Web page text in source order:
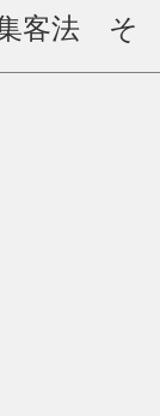
客法 そ